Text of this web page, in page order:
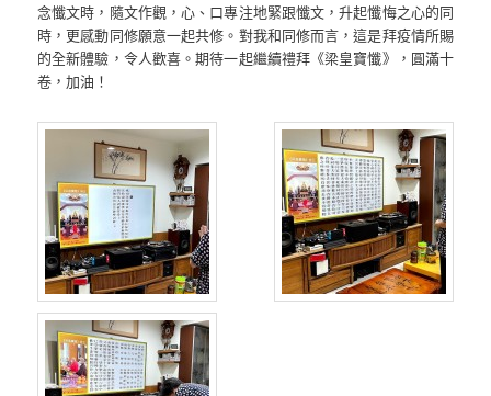
念懺文時，隨文作觀，心、口專注地緊跟懺文，升起懺悔之心的同
時，更感動同修願意一起共修。對我和同修而言，這是拜疫情所賜
的全新體驗，令人歡喜。期待一起繼續禮拜《梁皇寶懺》，圓滿十
卷，加油！